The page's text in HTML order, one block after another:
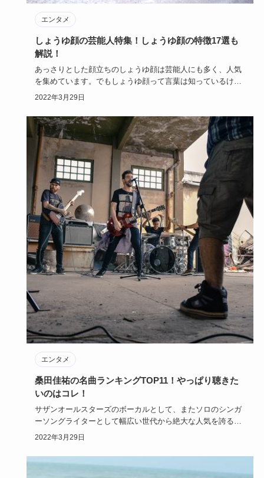
エンタメ
しょうゆ顔の芸能人特集！しょうゆ顔の特徴17選も
解説！
あっさりとした顔立ちのしょうゆ顔は芸能人にも多く、人気
を集めています。でもしょうゆ顔って言葉は知っているけれ
ど、どんな特徴…
2022年3月29日
エンタメ
桑田佳祐の名曲ランキングTOP11！やっぱり聴きた
いのはコレ！
サザンオールスターズのボーカルとして、またソロのシンガ
ーソングライターとして幅広い世代から絶大な人気を誇る桑
田佳祐さん。こ…
2022年3月29日